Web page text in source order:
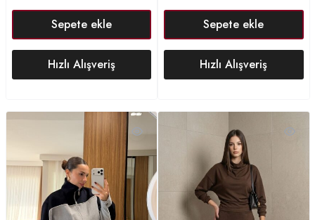
Sepete ekle
Hızlı Alışveriş
Sepete ekle
Hızlı Alışveriş